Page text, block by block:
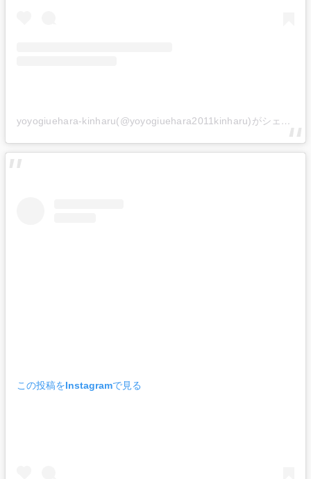
yoyogiuehara-kinharu(@yoyogiuehara2011kinharu)がシェアした投稿
この投稿をInstagramで見る